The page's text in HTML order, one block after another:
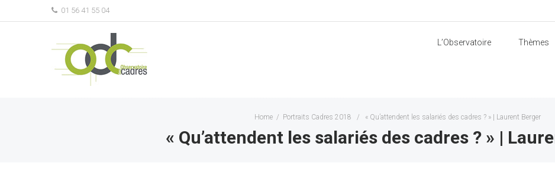
01 56 41 55 04
L’Observatoire Thèmes
Home / Portraits Cadres 2018 / « Qu’attendent les salariés des cadres ? » | Laurent Berger
« Qu’attendent les salariés des cadres ? » |